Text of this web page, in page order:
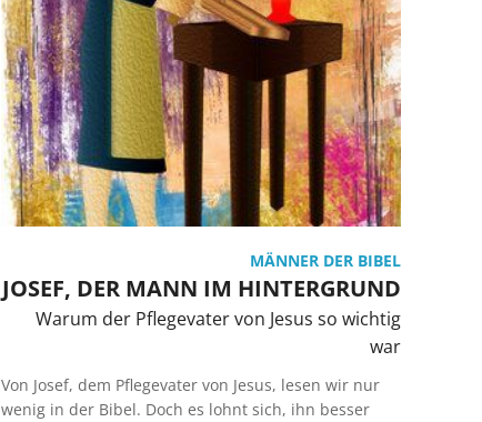
MÄNNER DER BIBEL
JOSEF, DER MANN IM HINTERGRUND
Warum der Pflegevater von Jesus so wichtig
war
Von Josef, dem Pflegevater von Jesus, lesen wir nur
wenig in der Bibel. Doch es lohnt sich, ihn besser